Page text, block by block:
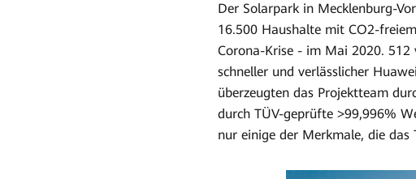
Der Solarpark in Mecklenburg-
16.500 Haushalte mit CO2-
Corona-Krise - im Mai 2020.
schneller und verlässlicher
überzeugten das Projektteam
durch TÜV-geprüfte >99,996%
nur einige der Merkmale, die das